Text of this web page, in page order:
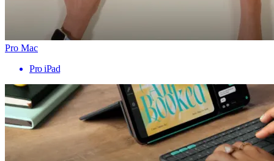
Pro Mac
Pro iPad